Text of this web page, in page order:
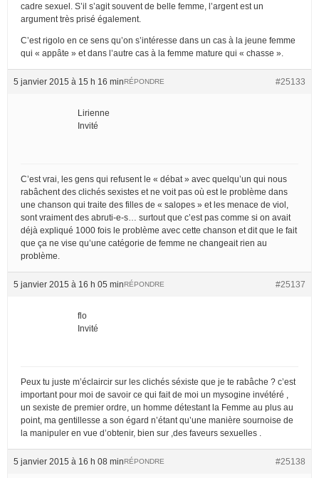
cadre sexuel. S’il s’agit souvent de belle femme, l’argent est un
argument très prisé également.
C’est rigolo en ce sens qu’on s’intéresse dans un cas à la jeune femme
qui « appâte » et dans l’autre cas à la femme mature qui « chasse ».
5 janvier 2015 à 15 h 16 min #25133
RÉPONDRE
Lirienne
Invité
C’est vrai, les gens qui refusent le « débat » avec quelqu’un qui nous
rabâchent des clichés sexistes et ne voit pas où est le problème dans
une chanson qui traite des filles de « salopes » et les menace de viol,
sont vraiment des abruti-e-s… surtout que c’est pas comme si on avait
déjà expliqué 1000 fois le problème avec cette chanson et dit que le fait
que ça ne vise qu’une catégorie de femme ne changeait rien au
problème.
5 janvier 2015 à 16 h 05 min #25137
RÉPONDRE
flo
Invité
Peux tu juste m’éclaircir sur les clichés séxiste que je te rabâche ? c’est
important pour moi de savoir ce qui fait de moi un mysogine invétéré ,
un sexiste de premier ordre, un homme détestant la Femme au plus au
point, ma gentillesse a son égard n’étant qu’une manière sournoise de
la manipuler en vue d’obtenir, bien sur ,des faveurs sexuelles .
5 janvier 2015 à 16 h 08 min #25138
RÉPONDRE